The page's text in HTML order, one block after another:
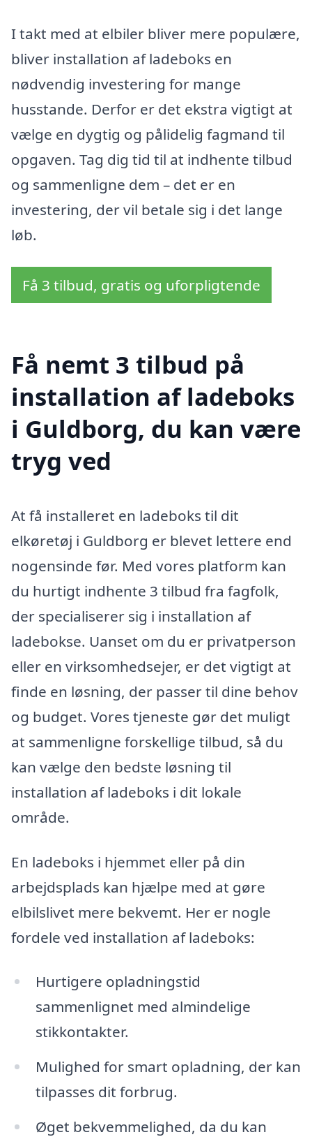
I takt med at elbiler bliver mere populære,
bliver installation af ladeboks en
nødvendig investering for mange
husstande. Derfor er det ekstra vigtigt at
vælge en dygtig og pålidelig fagmand til
opgaven. Tag dig tid til at indhente tilbud
og sammenligne dem – det er en
investering, der vil betale sig i det lange
løb.
Få 3 tilbud, gratis og uforpligtende
Få nemt 3 tilbud på
installation af ladeboks
i Guldborg, du kan være
tryg ved
At få installeret en ladeboks til dit
elkøretøj i Guldborg er blevet lettere end
nogensinde før. Med vores platform kan
du hurtigt indhente 3 tilbud fra fagfolk,
der specialiserer sig i installation af
ladebokse. Uanset om du er privatperson
eller en virksomhedsejer, er det vigtigt at
finde en løsning, der passer til dine behov
og budget. Vores tjeneste gør det muligt
at sammenligne forskellige tilbud, så du
kan vælge den bedste løsning til
installation af ladeboks i dit lokale
område.
En ladeboks i hjemmet eller på din
arbejdsplads kan hjælpe med at gøre
elbilslivet mere bekvemt. Her er nogle
fordele ved installation af ladeboks:
Hurtigere opladningstid
sammenlignet med almindelige
stikkontakter.
Mulighed for smart opladning, der kan
tilpasses dit forbrug.
Øget bekvemmelighed, da du kan